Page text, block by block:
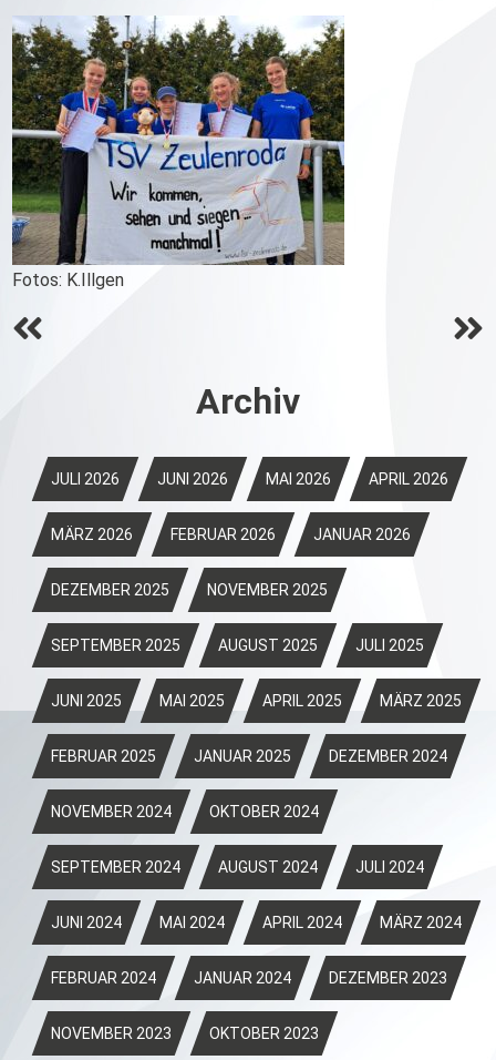
Fotos: K.Illgen
Beitrags-
Archiv
JULI 2026 JUNI 2026 MAI 2026 APRIL 2026
MÄRZ 2026 FEBRUAR 2026 JANUAR 2026
DEZEMBER 2025 NOVEMBER 2025
SEPTEMBER 2025 AUGUST 2025 JULI 2025
JUNI 2025 MAI 2025 APRIL 2025 MÄRZ 2025
FEBRUAR 2025 JANUAR 2025 DEZEMBER 2024
NOVEMBER 2024 OKTOBER 2024
SEPTEMBER 2024 AUGUST 2024 JULI 2024
JUNI 2024 MAI 2024 APRIL 2024 MÄRZ 2024
FEBRUAR 2024 JANUAR 2024 DEZEMBER 2023
NOVEMBER 2023 OKTOBER 2023